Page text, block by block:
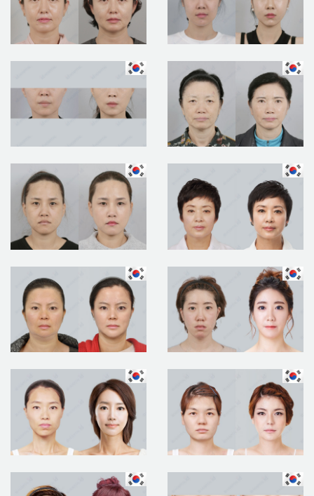
idニュース
病院紹介
料金一覧
ご相談のお問い合わせ